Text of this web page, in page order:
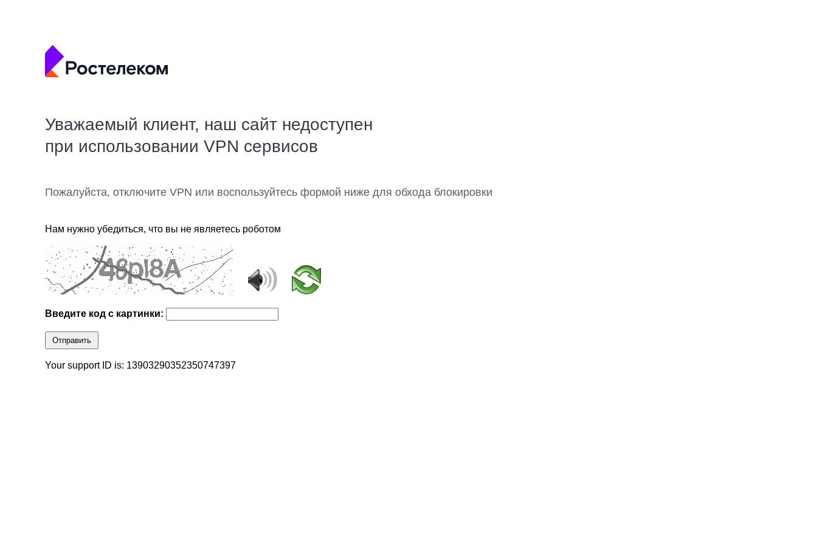
Уважаемый клиент, наш сайт недоступен
при использовании VPN сервисов
Пожалуйста, отключите VPN или воспользуйтесь формой ниже для обхода блокировки
Нам нужно убедиться, что вы не являетесь роботом
Введите код с картинки:
Отправить
Your support ID is: 13903290352350747397